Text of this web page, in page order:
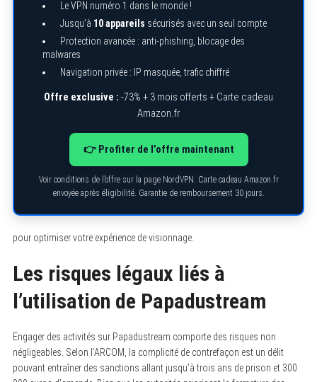
Le VPN numéro 1 dans le monde !
Jusqu’à 10 appareils sécurisés avec un seul compte
Protection avancée : anti-phishing, blocage des
malwares
Navigation privée : IP masquée, trafic chiffré
Offre exclusive : -73% + 3 mois offerts + Carte cadeau
Amazon.fr
👉 Profiter de l’offre maintenant
Voir conditions de l’offre sur la page NordVPN. Carte cadeau Amazon.fr
envoyée après éligibilité. Garantie de remboursement 30 jours.
pour optimiser votre expérience de visionnage.
Les risques légaux liés à
l’utilisation de Papadustream
Engager des activités sur Papadustream comporte des risques non
négligeables. Selon l’ARCOM, la complicité de contrefaçon est un délit
pouvant entraîner des sanctions allant jusqu’à trois ans de prison et 300